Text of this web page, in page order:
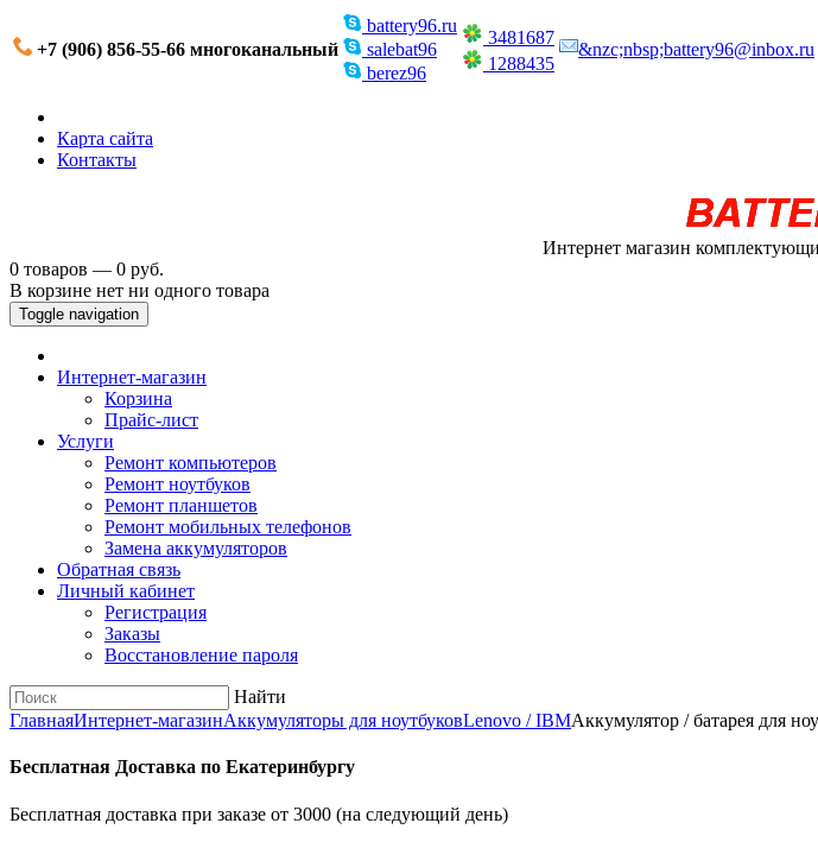
+7 (906) 856-55-66 многоканальный
battery96.ru
salebat96
berez96
3481687
1288435
&nzc;nbsp;battery96@inbox.ru
Карта сайта
Контакты
Интернет магазин
0 товаров — 0 руб.
В корзине нет ни одного товара
Toggle navigation
Интернет-магазин
Корзина
Прайс-лист
Услуги
Ремонт компьютеров
Ремонт ноутбуков
Ремонт планшетов
Ремонт мобильных телефонов
Замена аккумуляторов
Обратная связь
Личный кабинет
Регистрация
Заказы
Восстановление пароля
Найти
ГлавнаяИнтернет-магазинАккумуляторы для ноутбуковLenovo / IBMАккумулятор / батарея для
Бесплатная Доставка по Екатеринбургу
Бесплатная доставка при заказе от 3000 (на следующий день)